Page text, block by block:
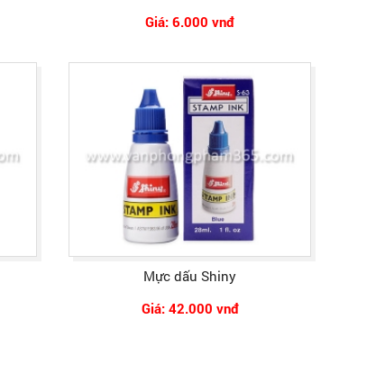
Giá: 6.000 vnđ
Mực dấu Shiny
Giá: 42.000 vnđ